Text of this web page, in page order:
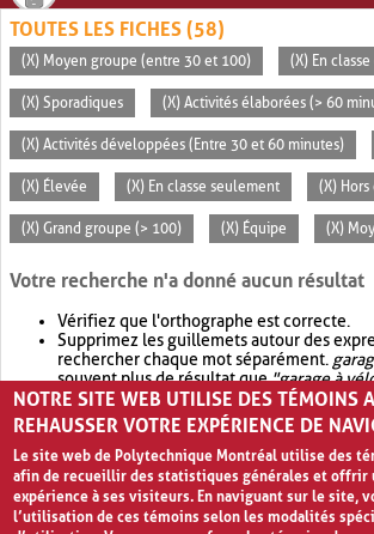
TOUTES LES FICHES (58)
(X) Moyen groupe (entre 30 et 100) (X) En
(X) Sporadiques (X) Activités élaborées (> 60
(X) Activités développées (Entre 30 et 60 minutes)
(X) Élevée (X) En classe seulement (X) Hors
(X) Grand groupe (> 100) (X) Équipe (X)
Votre recherche n'a donné aucun résultat
Vérifiez que l'orthographe est correcte.
Supprimez les guillemets autour des
rechercher chaque mot séparément.
souvent plus de résultat que"garage à
Envisagez d'élargir votre recherche avec
retournera souvent plus de résultat que
NOTRE SITE WEB UTILISE DES TÉMOINS
REHAUSSER VOTRE EXPÉRIENCE DE
Le site web de Polytechnique Montréal utilise des
afin de recueillir des statistiques générales et offrir
expérience à ses visiteurs. En naviguant sur le site,
l’utilisation de ces témoins selon les modalités